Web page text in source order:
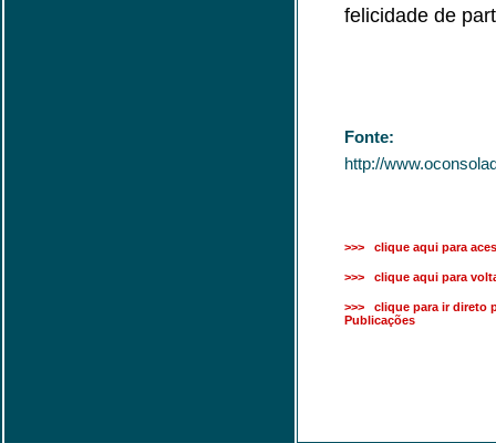
felicidade de
Fonte:
http://
>>> clique aqui para
>>> clique aqui para
>>> clique para ir direto
Publicações